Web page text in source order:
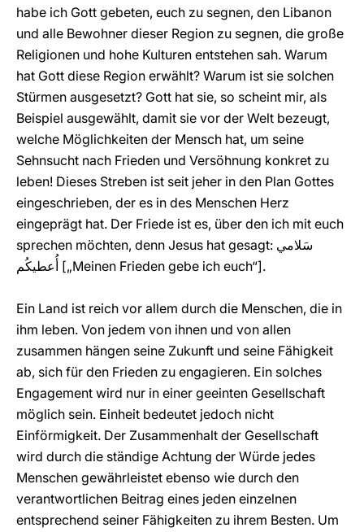
habe ich Gott gebeten, euch zu segnen, den Libanon
und alle Bewohner dieser Region zu segnen, die große
Religionen und hohe Kulturen entstehen sah. Warum
hat Gott diese Region erwählt? Warum ist sie solchen
Stürmen ausgesetzt? Gott hat sie, so scheint mir, als
Beispiel ausgewählt, damit sie vor der Welt bezeugt,
welche Möglichkeiten der Mensch hat, um seine
Sehnsucht nach Frieden und Versöhnung konkret zu
leben! Dieses Streben ist seit jeher in den Plan Gottes
eingeschrieben, der es in des Menschen Herz
eingeprägt hat. Der Friede ist es, über den ich mit euch
sprechen möchten, denn Jesus hat gesagt: سَلامي
أُعطيكُم [„Meinen Frieden gebe ich euch“].
Ein Land ist reich vor allem durch die Menschen, die in
ihm leben. Von jedem von ihnen und von allen
zusammen hängen seine Zukunft und seine Fähigkeit
ab, sich für den Frieden zu engagieren. Ein solches
Engagement wird nur in einer geeinten Gesellschaft
möglich sein. Einheit bedeutet jedoch nicht
Einförmigkeit. Der Zusammenhalt der Gesellschaft
wird durch die ständige Achtung der Würde jedes
Menschen gewährleistet ebenso wie durch den
verantwortlichen Beitrag eines jeden einzelnen
entsprechend seiner Fähigkeiten zu ihrem Besten. Um